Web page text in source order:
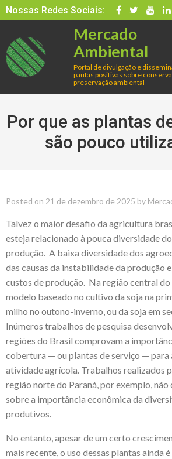
Skip
to
content
Nossas Redes Sociais:
Mercado
Ambiental
Portal de divulgação e
pautas positivas sobre
preservação ambiental
Por que as plantas
são pouco
Posted on 21 de dezembro de 2025 by
Talvez o maior desafio da agricultura
esteja relacionado à pouca diversidade
produção. A baixa diversidade dos
das causas da instabilidade da produção
custos de produção. Na região central
modelo baseado no cultivo da soja na
milho no outono-inverno, ou da soja em
Inúmeros trabalhos de pesquisa
regiões do Brasil comprovam a
cobertura — ou plantas de serviço — para
atividade agrícola. Trabalhos realizados
região norte do Paraná, por exemplo, não
sobre a importância econômica da
produtivos.
No entanto, apesar de um certo
mais recente, o uso dessas plantas ainda